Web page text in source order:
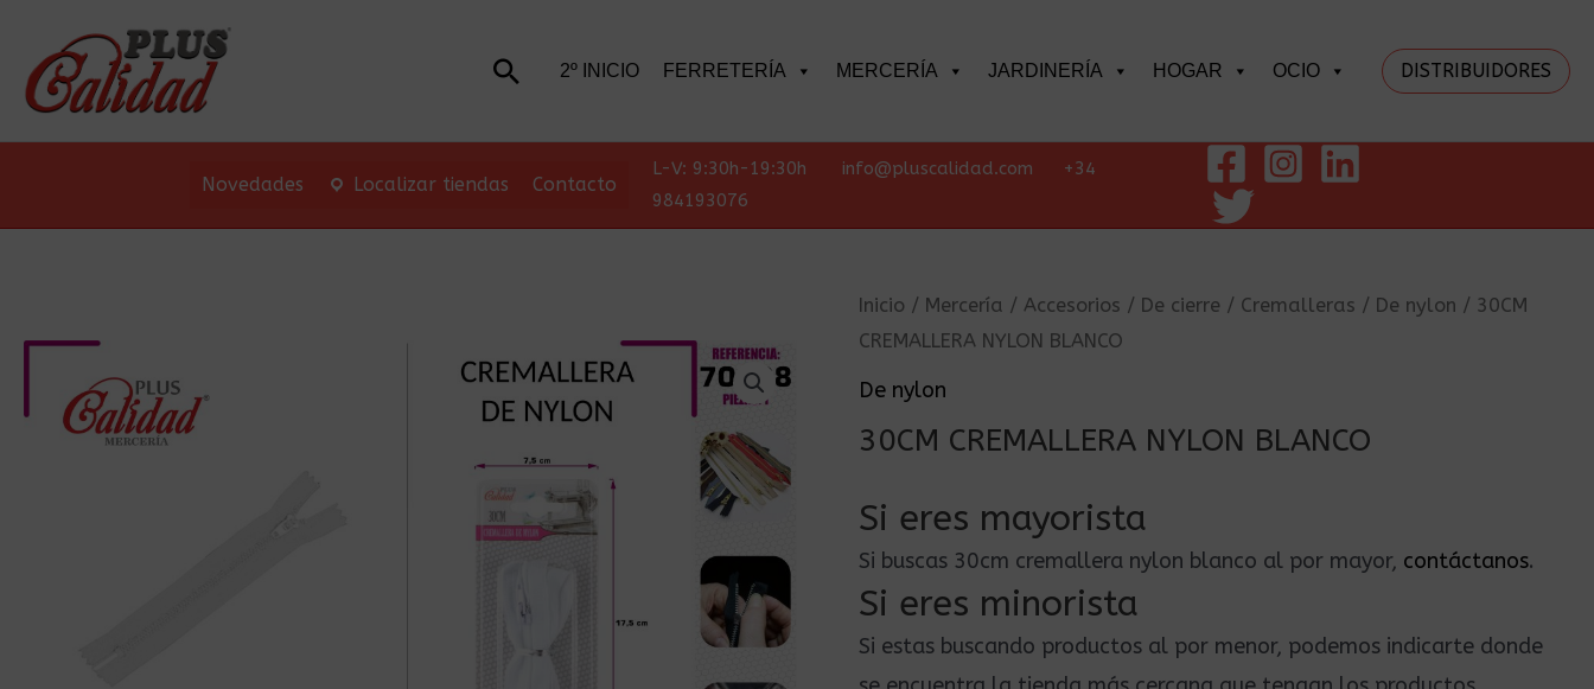
Buscar2º INICIO FERRETERÍA MERCERÍA JARDINERÍA HOGAR OCIO DISTRIBUIDORES
Novedades Localizar tiendas Contacto
L-V: 9:30h-19:30h info@pluscalidad.com
+34
984193076
Inicio / Mercería /Accesorios / De cierre / Cremalleras / De nylon / 30CM
CREMALLERA NYLON BLANCO
De nylon
30CM CREMALLERA NYLON BLANCO
Si eres mayorista
Si buscas 30cm cremallera nylon blanco al por mayor, contáctanos.
Si eres minorista
Si estas buscando productos al por menor, podemos indicarte donde